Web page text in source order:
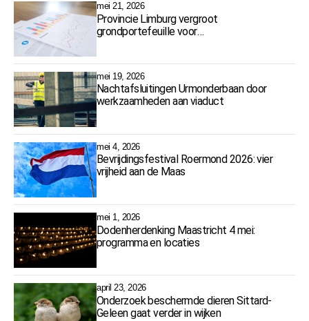
mei 21, 2026
Provincie Limburg vergroot
grondportefeuille voor
mei 19, 2026
Nachtafsluitingen Urmonderbaan door
werkzaamheden aan viaduct
mei 4, 2026
Bevrijdingsfestival Roermond 2026: vier
vrijheid aan de Maas
mei 1, 2026
Dodenherdenking Maastricht 4 mei:
programma en locaties
april 23, 2026
Onderzoek beschermde dieren Sittard-
Geleen gaat verder in wijken